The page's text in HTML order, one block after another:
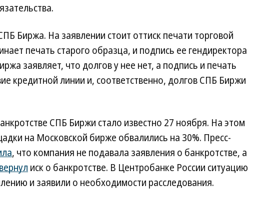
Биржа. На заявлении стоит оттиск печати торговой
печать старого образца, и подпись ее гендиректора
заявляет, что долгов у нее нет, а подпись и печать
кредитной линии и, соответственно, долгов СПБ Биржи
СПБ Биржи стало известно 27 ноября. На этом
на Московской бирже обвалились на 30%. Пресс-
, что компания не подавала заявления о банкротстве, а
вернул иск о банкротстве. В Центробанке России ситуацию
и заявили о необходимости расследования.